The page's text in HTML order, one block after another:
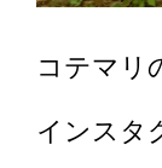
コテマリ
インスタ